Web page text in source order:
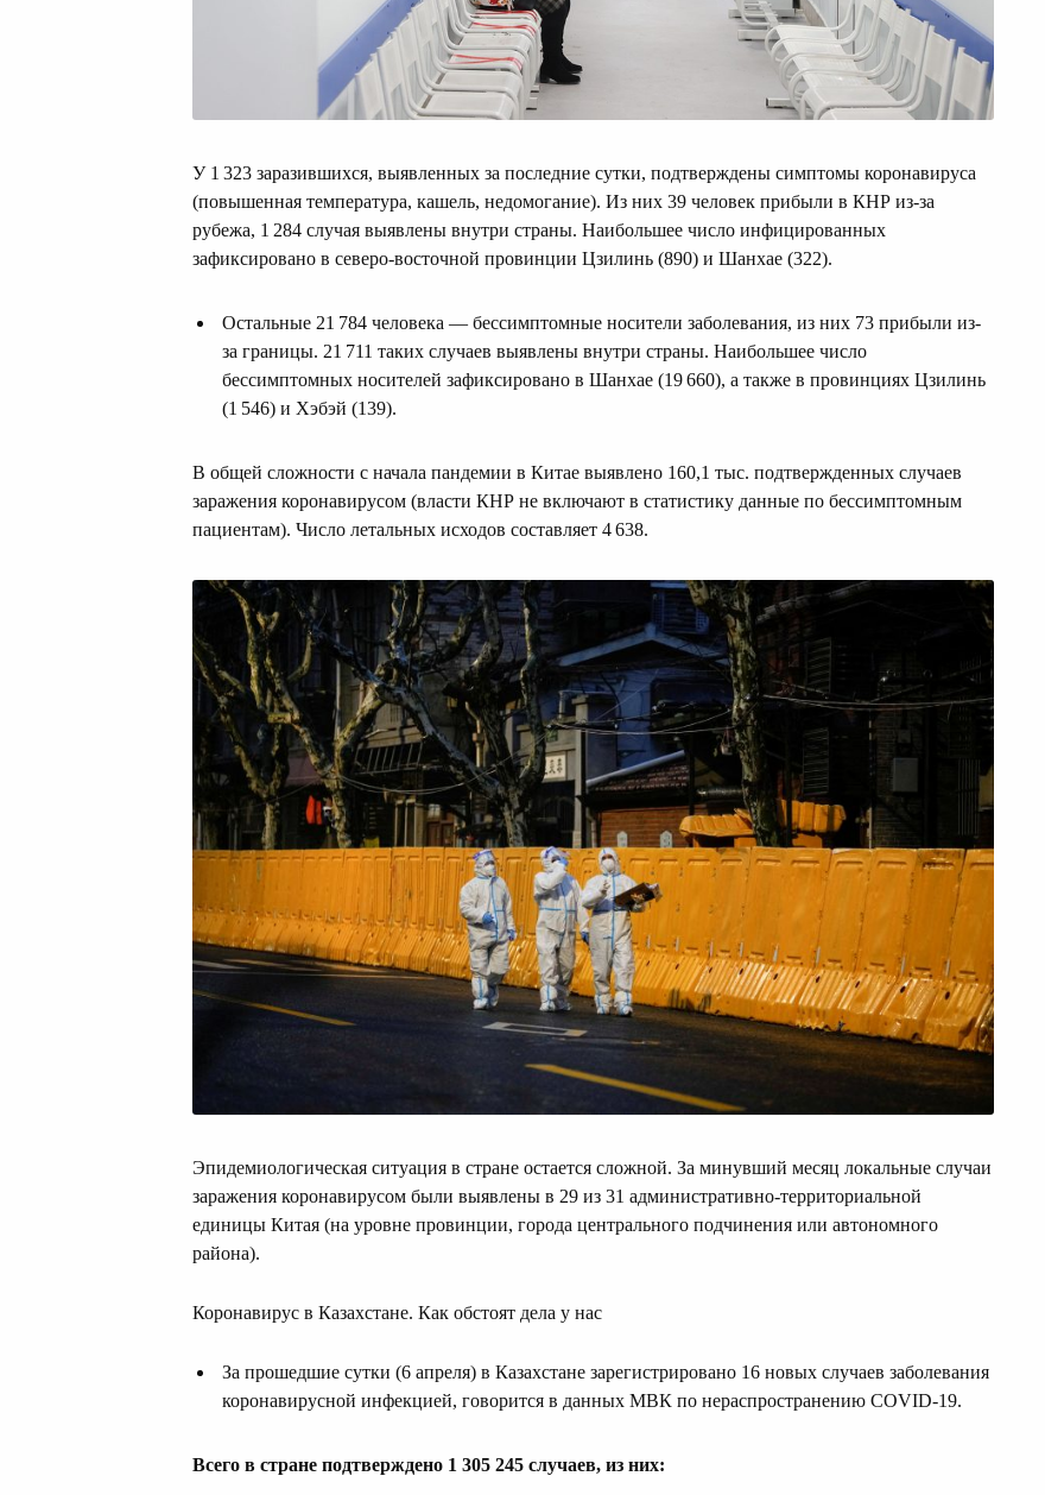
У 1 323 заразившихся, выявленных за последние сутки, подтверждены симптомы коронавируса
(повышенная температура, кашель, недомогание). Из них 39 человек прибыли в КНР из-за
рубежа, 1 284 случая выявлены внутри страны. Наибольшее число инфицированных
зафиксировано в северо-восточной провинции Цзилинь (890) и Шанхае (322).
Остальные 21 784 человека — бессимптомные носители заболевания, из них 73 прибыли из-
за границы. 21 711 таких случаев выявлены внутри страны. Наибольшее число
бессимптомных носителей зафиксировано в Шанхае (19 660), а также в провинциях Цзилинь
(1 546) и Хэбэй (139).
В общей сложности с начала пандемии в Китае выявлено 160,1 тыс. подтвержденных случаев
заражения коронавирусом (власти КНР не включают в статистику данные по бессимптомным
пациентам). Число летальных исходов составляет 4 638.
Эпидемиологическая ситуация в стране остается сложной. За минувший месяц локальные случаи
заражения коронавирусом были выявлены в 29 из 31 административно-территориальной
единицы Китая (на уровне провинции, города центрального подчинения или автономного
района).
Коронавирус в Казахстане. Как обстоят дела у нас
За прошедшие сутки (6 апреля) в Казахстане зарегистрировано 16 новых случаев заболевания
коронавирусной инфекцией, говорится в данных МВК по нераспространению COVID-19.
Всего в стране подтверждено 1 305 245 случаев, из них: